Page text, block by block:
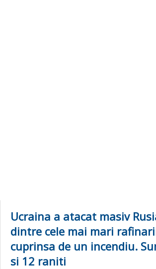
Ucraina a atacat masiv
dintre cele mai mari
cuprinsa de un incendiu.
si 12 raniti